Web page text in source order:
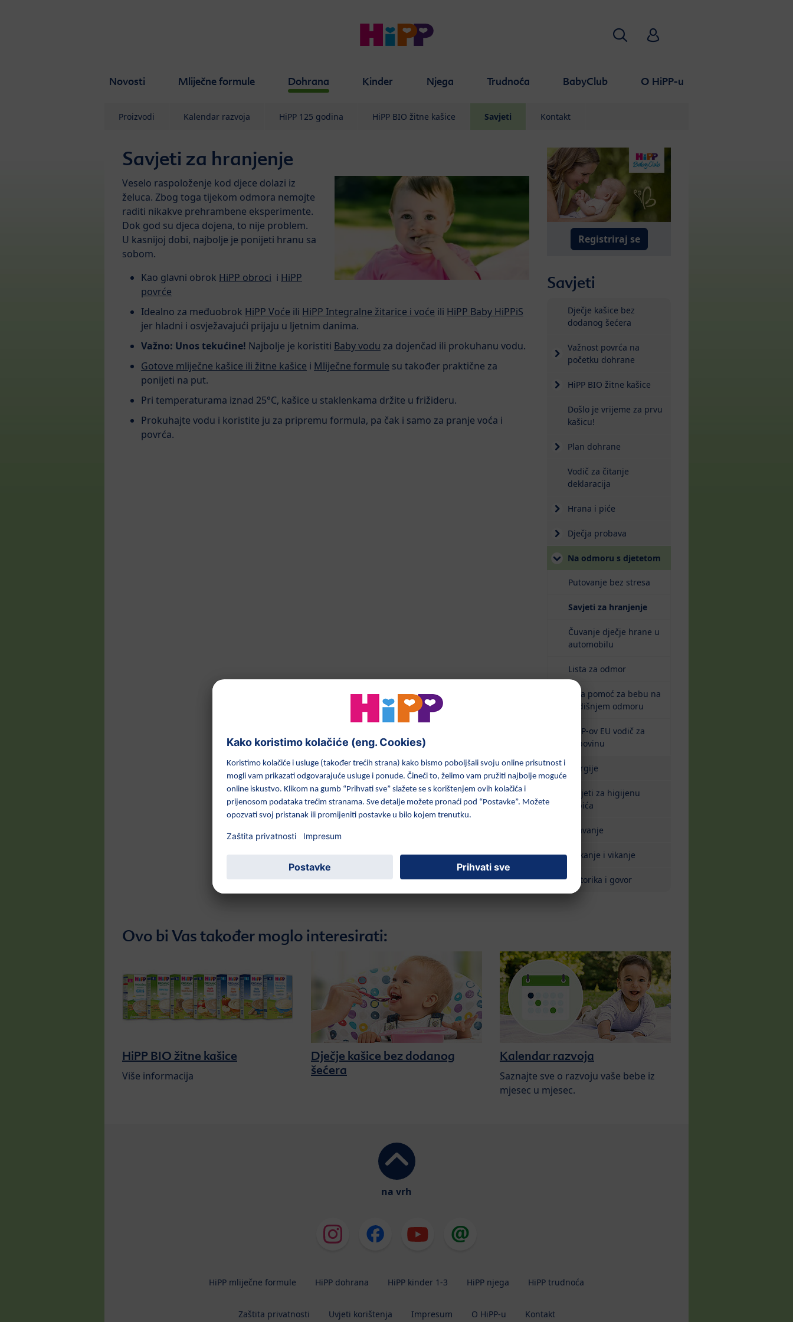
Novosti Mliječne formule Dohrana Kinder Njega Trudnoća BabyClub O HiPP-u
Pretraživanje
HiPP Babyclub
Proizvodi Kalendar razvoja HiPP 125 godina HiPP BIO žitne kašice Savjeti Kontakt
Savjeti za hranjenje
Veselo raspoloženje kod djece dolazi iz
želuca. Zbog toga tijekom odmora nemojte
raditi nikakve prehrambene eksperimente.
Dok god su djeca dojena, to nije problem.
U kasnijoj dobi, najbolje je ponijeti hranu sa
sobom.
Kao glavni obrok HiPP obroci i HiPP
povrće
Idealno za međuobrok HiPP Voće ili HiPP Integralne žitarice i voće ili HiPP Baby HiPPiS
jer hladni i osvježavajući prijaju u ljetnim danima.
Važno: Unos tekućine! Najbolje je koristiti Baby vodu za dojenčad ili prokuhanu vodu.
Gotove mliječne kašice ili žitne kašice i Mliječne formule su također praktične za
ponijeti na put.
Pri temperaturama iznad 25°C, kašice u staklenkama držite u frižideru.
Prokuhajte vodu i koristite ju za pripremu formula, pa čak i samo za pranje voća i
povrća.
Registriraj se
Savjeti
Dječje kašice bez
dodanog šećera
Važnost povrća na
početku dohrane
HiPP BIO žitne kašice
Došlo je vrijeme za prvu
kašicu!
Plan dohrane
Vodič za čitanje
deklaracija
Hrana i piće
Dječja probava
Na odmoru s djetetom
Putovanje bez stresa
Savjeti za hranjenje(current)
Čuvanje dječje hrane u
automobilu
Lista za odmor
Prva pomoć za bebu na
godišnjem odmoru
HiPP-ov EU vodič za
kupovinu
Alergije
Savjeti za higijenu
zubića
Spavanje
Plakanje i vikanje
Motorika i govor
Ovo bi Vas također moglo interesirati:
HiPP BIO žitne kašice
Više informacija
Dječje kašice bez dodanog
šećera
Kalendar razvoja
Saznajte sve o razvoju vaše bebe iz
mjesec u mjesec.
na vrh
HiPP mliječne formule HiPP dohrana HiPP kinder 1-3 HiPP njega HiPP trudnoća
Zaštita privatnosti Uvjeti korištenja Impresum O HiPP-u Kontakt